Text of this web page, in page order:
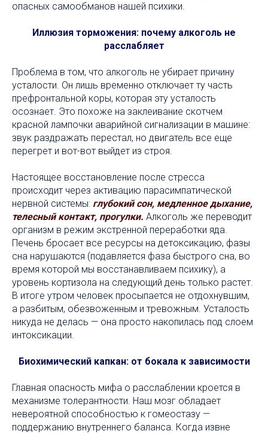
опасных самообманов нашей психики.
Иллюзия торможения: почему алкоголь не
расслабляет
Проблема в том, что алкоголь не убирает причину
усталости. Он лишь временно отключает ту часть
префронтальной коры, которая эту усталость
осознает. Это похоже на заклеивание скотчем
красной лампочки аварийной сигнализации в машине:
звук раздражать перестал, но двигатель все еще
перегрет и вот-вот выйдет из строя.
Настоящее восстановление после стресса
происходит через активацию парасимпатической
нервной системы: глубокий сон, медленное дыхание,
телесный контакт, прогулки. Алкоголь же переводит
организм в режим экстренной переработки яда.
Печень бросает все ресурсы на детоксикацию, фазы
сна нарушаются (подавляется фаза быстрого сна, во
время которой мы восстанавливаем психику), а
уровень кортизола на следующий день только растет.
В итоге утром человек просыпается не отдохнувшим,
а разбитым, обезвоженным и тревожным. Усталость
никуда не делась — она просто накопилась под слоем
интоксикации.
Биохимический капкан: от бокала к зависимости
Главная опасность мифа о расслаблении кроется в
механизме толерантности. Наш мозг обладает
невероятной способностью к гомеостазу —
поддержанию внутреннего баланса. Когда извне